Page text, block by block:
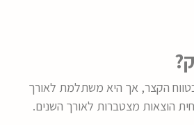
בטווח הקצר, אך היא משתלמת לאורך
הוצאות מצטברות לאורך השנים.